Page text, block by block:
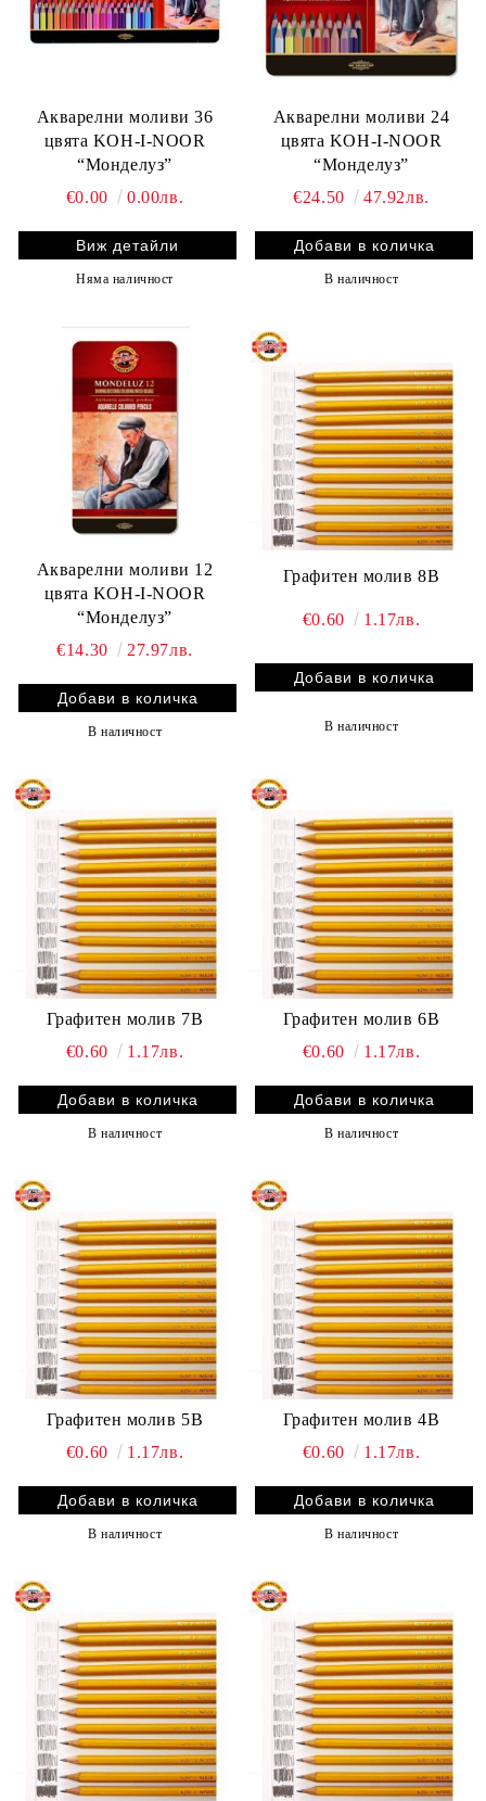
Акварелни моливи 36
цвята KOH-I-NOOR
“Монделуз”
€0.00
0.00лв.
Виж детайли
Няма наличност
Акварелни моливи 24
цвята KOH-I-NOOR
“Монделуз”
€24.50
47.92лв.
В наличност
Акварелни моливи 12
цвята KOH-I-NOOR
“Монделуз”
€14.30
27.97лв.
В наличност
Графитен молив 8B
€0.60 1.17лв.
В наличност
Графитен молив 7B
€0.60
1.17лв.
В наличност
Графитен молив 6B
€0.60
1.17лв.
В наличност
Графитен молив 5B
€0.60
1.17лв.
В наличност
Графитен молив 4B
€0.60
1.17лв.
В наличност